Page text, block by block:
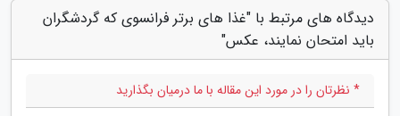
دیدگاه های مرتبط با "غذا های برتر فرانسوی که گردشگران
باید امتحان نمایند، عکس"
* نظرتان را در مورد این مقاله با ما درمیان بگذارید